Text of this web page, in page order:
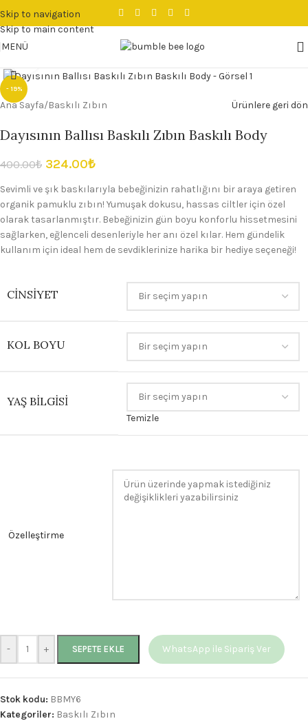
Skip to navigation
Skip to main content
MENÜ
- 19%
Ana Sayfa/Baskılı Zıbın Ürünlere geri dön
Dayısının Ballısı Baskılı Zıbın Baskılı Body
400.00₺ 324.00₺
Sevimli ve şık baskılarıyla bebeğinizin rahatlığını bir araya getiren
organik pamuklu zıbın! Yumuşak dokusu, hassas ciltler için özel
olarak tasarlanmıştır. Bebeğinizin gün boyu konforlu hissetmesini
sağlarken, eğlenceli desenleriyle her anı özel kılar. Hem gündelik
kullanım için ideal hem de sevdiklerinize harika bir hediye seçeneği!
CINSIYET
KOL BOYU
YAŞ BILGISI
Temizle
Özelleştirme
- + SEPETE EKLE WhatsApp ile Sipariş Ver
Stok kodu: BBMY6
Kategoriler: Baskılı Zıbın